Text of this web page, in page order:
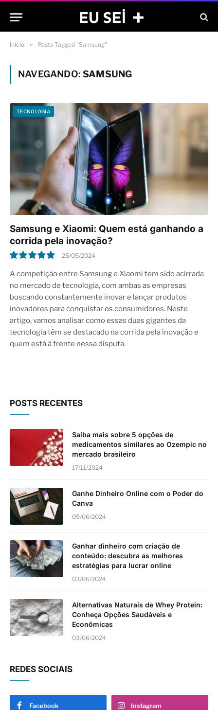
Início » Posts Tagged "Samsung"
NAVEGANDO:SAMSUNG
TECNOLOGIA
Samsung e Xiaomi: Quem está ganhando a
corrida pela inovação?
10.0
25/05/2024
A competição entre Samsung e Xiaomi tem sido acirrada
no mercado de tecnologia, com ambas as empresas
buscando constantemente inovar e lançar produtos
inovadores para conquistar os consumidores. Neste
artigo, vamos analisar como essas duas gigantes da
tecnologia têm se destacado na corrida pela inovação e
quem está à frente nessa disputa.
POSTS RECENTES
Saiba mais sobre 5 opções de
medicamentos similares ao Ozempic no
mercado brasileiro
17/11/2024
Ganhe Dinheiro Online com o Poder do
Canva
09/06/2024
Ganhar dinheiro com criação de
conteúdo: descubra as melhores
estratégias para lucrar online
03/06/2024
Alternativas Naturais de Whey Protein:
Conheça Opções Saudáveis e
Econômicas
03/06/2024
REDES SOCIAIS
Facebook Instagram